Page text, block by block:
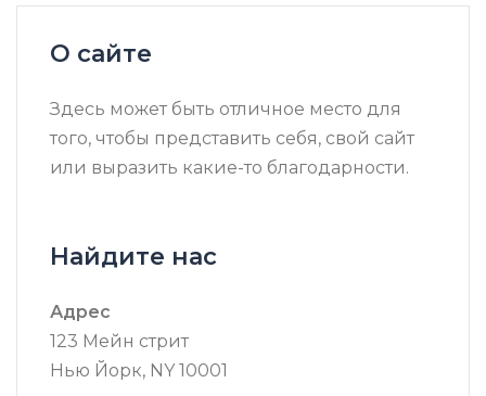
О сайте
Здесь может быть отличное место для
того, чтобы представить себя, свой сайт
или выразить какие-то благодарности.
Найдите нас
Адрес
123 Мейн стрит
Нью Йорк, NY 10001